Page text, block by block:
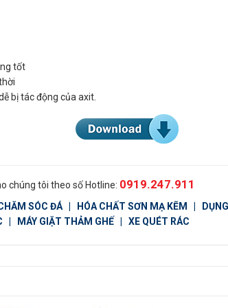
tốt
bị tác động của axit.
chúng tôi theo số Hotline: 0919.247.911
SÓC ĐÁ| HÓA CHẤT SƠN MẠ KẼM
MÁY GIẶT THẢM GHẾ XE QUÉT RÁC